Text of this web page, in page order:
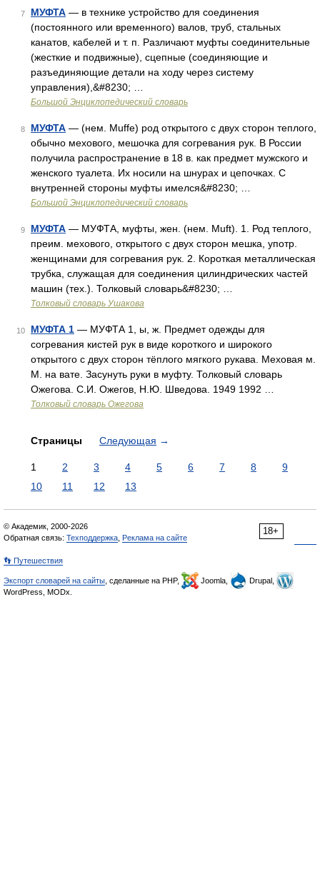
7 МУФТА — в технике устройство для соединения
(постоянного или временного) валов, труб, стальных
канатов, кабелей и т. п. Различают муфты соединительные
(жесткие и подвижные), сцепные (соединяющие и
разъединяющие детали на ходу через систему
управления),&#8230; …
Большой Энциклопедический словарь
8 МУФТА — (нем. Muffe) род открытого с двух сторон теплого,
обычно мехового, мешочка для согревания рук. В России
получила распространение в 18 в. как предмет мужского и
женского туалета. Их носили на шнурах и цепочках. С
внутренней стороны муфты имелся&#8230; …
Большой Энциклопедический словарь
9 МУФТА — МУФТА, муфты, жен. (нем. Muft). 1. Род теплого,
преим. мехового, открытого с двух сторон мешка, употр.
женщинами для согревания рук. 2. Короткая металлическая
трубка, служащая для соединения цилиндрических частей
машин (тех.). Толковый словарь&#8230; …
Толковый словарь Ушакова
10 МУФТА 1 — МУФТА 1, ы, ж. Предмет одежды для
согревания кистей рук в виде короткого и широкого
открытого с двух сторон тёплого мягкого рукава. Меховая м.
М. на вате. Засунуть руки в муфту. Толковый словарь
Ожегова. С.И. Ожегов, Н.Ю. Шведова. 1949 1992 …
Толковый словарь Ожегова
Страницы Следующая →
1 2 3 4 5 6 7 8
9
10
11 12 13
18+
© Академик, 2000-2026
Обратная связь: Техподдержка Реклама на сайте
👣 Путешествия
Экспорт словарей на сайты , сделанные на PHP, Joomla,
Drupal,
WordPress, MODx.